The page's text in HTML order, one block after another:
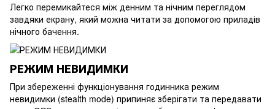
Легко перемикайтеся між денним та нічним переглядом
завдяки екрану, який можна читати за допомогою приладів
нічного бачення.
РЕЖИМ НЕВИДИМКИ
При збереженні функціонування годинника режим
невидимки (stealth mode) припиняє зберігати та передавати